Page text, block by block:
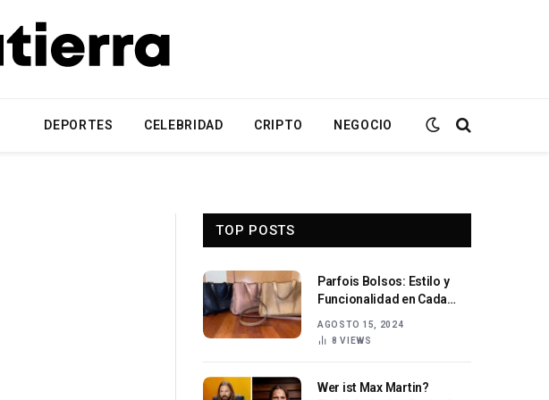
DEPORTES CELEBRIDAD CRIPTO NEGOCIO
TOP POSTS
Parfois Bolsos: Estilo y
Funcionalidad en Cada
AGOSTO 15, 2024
8VIEWS
Wer ist Max Martin?